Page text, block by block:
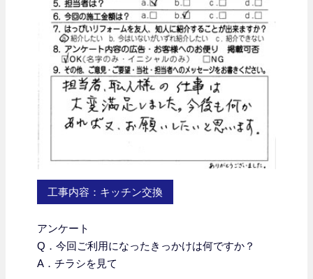
工事内容：キッチン交換
アンケート
Q．今回ご利用になったきっかけは何ですか？
A．チラシを見て